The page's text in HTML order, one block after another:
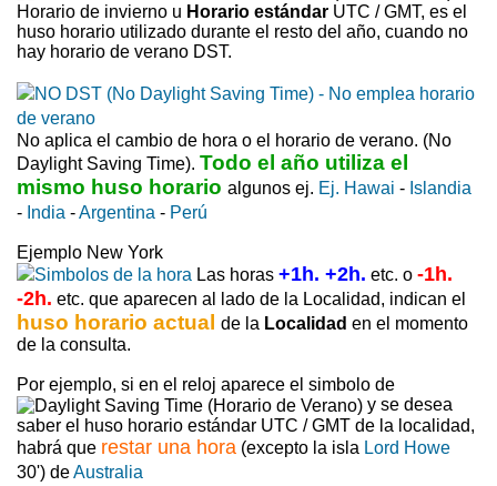
Horario de invierno u Horario estándar UTC / GMT, es el
huso horario utilizado durante el resto del año, cuando no
hay horario de verano DST.
No aplica el cambio de hora o el horario de verano. (No
Daylight Saving Time). Todo el año utiliza el
mismo huso horario algunos ej. Ej. Hawai - Islandia
- India -Argentina - Perú
Ejemplo New York
Las horas +1h. +2h. etc. o -1h.
-2h. etc. que aparecen al lado de la Localidad, indican el
huso horario actual de la Localidad en el momento
de la consulta.
Por ejemplo, si en el reloj aparece el simbolo de
y se desea
saber el huso horario estándar UTC / GMT de la localidad,
habrá que restar una hora (excepto la isla Lord Howe
30') deAustralia